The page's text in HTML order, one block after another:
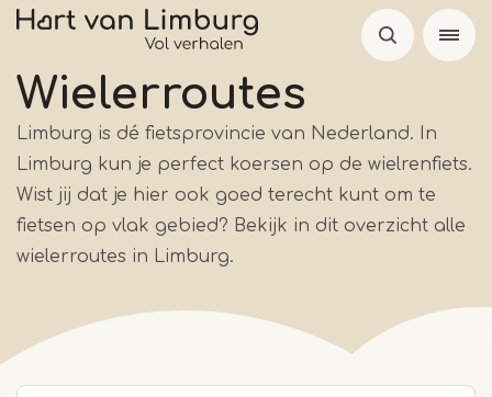
Overslaan
naar
inhoud
gaan
Wielerroutes
Limburg is dé fietsprovincie van Nederland. In
Limburg kun je perfect koersen op de wielrenfiets.
Wist jij dat je hier ook goed terecht kunt om te
fietsen op vlak gebied? Bekijk in dit overzicht alle
wielerroutes in Limburg.